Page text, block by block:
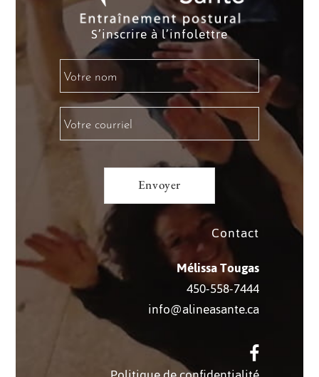
S’inscrire à l’infolettre
Contact
Mélissa Tougas
450-558-7444
info@alineasante.ca